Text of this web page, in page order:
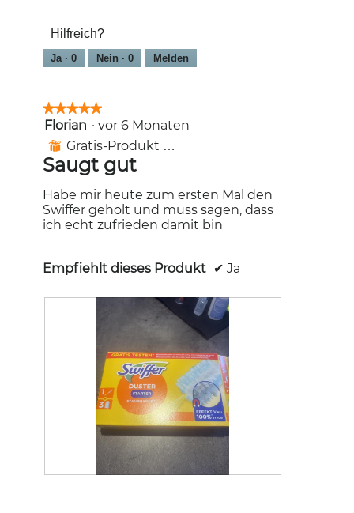
Hilfreich?
Ja · 0 Nein · 0 Melden
★★★★★
★★★★★
5
von
Sternen.
Florian · vor 6 Monaten
⊞ Gratis-Produkt erhalten
Saugt gut
Habe mir heute zum ersten Mal den
Swiffer geholt und muss sagen, dass
ich echt zufrieden damit bin
Empfiehlt dieses Produkt ✔ Ja